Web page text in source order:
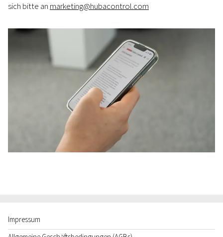
sich bitte an marketing@hubacontrol.com
Impressum